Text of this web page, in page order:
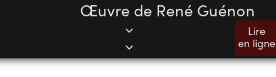
Œuvre de René Guénon
Lire
en ligne